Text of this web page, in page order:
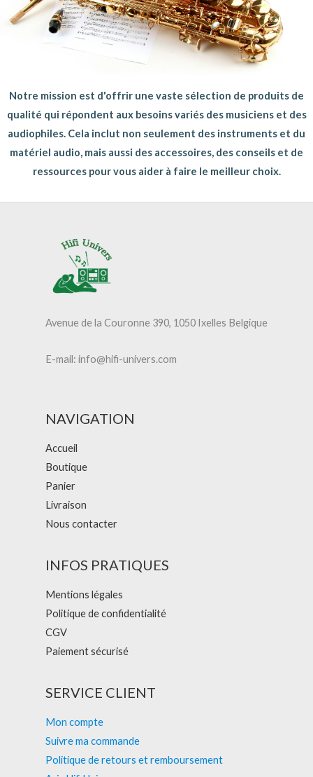
Notre mission est d'offrir une vaste sélection de produits de
qualité qui répondent aux besoins variés des musiciens et des
audiophiles. Cela inclut non seulement des instruments et du
matériel audio, mais aussi des accessoires, des conseils et de
ressources pour vous aider à faire le meilleur choix.
Avenue de la Couronne 390, 1050 Ixelles Belgique
E-mail: info@hifi-univers.com
NAVIGATION
Accueil
Boutique
Panier
Livraison
Nous contacter
INFOS PRATIQUES
Mentions légales
Politique de confidentialité
CGV
Paiement sécurisé
SERVICE CLIENT
Mon compte
Suivre ma commande
Politique de retours et remboursement